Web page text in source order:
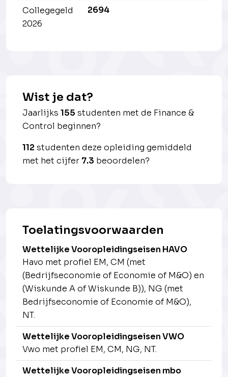
Collegegeld
2026
2694
Wist je dat?
Jaarlijks 155 studenten met de Finance &
Control beginnen?
112 studenten deze opleiding gemiddeld
met het cijfer 7.3 beoordelen?
Toelatingsvoorwaarden
Wettelijke Vooropleidingseisen HAVO
Havo met profiel EM, CM (met
(Bedrijfseconomie of Economie of M&O) en
(Wiskunde A of Wiskunde B)), NG (met
Bedrijfseconomie of Economie of M&O),
NT.
Wettelijke Vooropleidingseisen VWO
Vwo met profiel EM, CM, NG, NT.
Wettelijke Vooropleidingseisen mbo